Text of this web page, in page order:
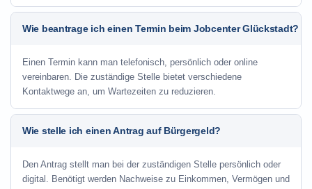
Wie beantrage ich einen Termin beim Jobcenter Glückstadt?
Einen Termin kann man telefonisch, persönlich oder online
vereinbaren. Die zuständige Stelle bietet verschiedene
Kontaktwege an, um Wartezeiten zu reduzieren.
Wie stelle ich einen Antrag auf Bürgergeld?
Den Antrag stellt man bei der zuständigen Stelle persönlich oder
digital. Benötigt werden Nachweise zu Einkommen, Vermögen und